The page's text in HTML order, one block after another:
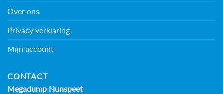
Over ons
Privacy verklaring
Mijn account
CONTACT
Megadump Nunspeet